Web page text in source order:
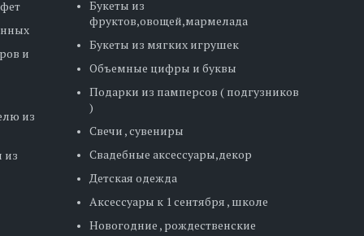
и
из
из
Букеты из
фруктов,овощей,мармелада
Букеты из мягких игрушек
Объемные цифры и буквы
Подарки из памперсов ( подгузников
)
Свечи , сувениры
Свадебные аксессуары,декор
Детская одежда
Аксессуары к 1 сентября , школе
Новогодние , рождественские